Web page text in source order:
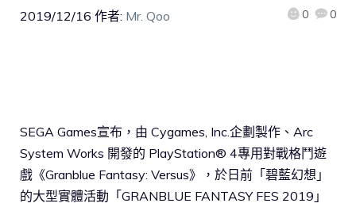
2019/12/16 作者: Mr. Qoo 0 0
SEGA Games宣布，由 Cygames, Inc.企劃製作、Arc
System Works 開發的 PlayStation® 4專用對戰格鬥遊
戲《Granblue Fantasy: Versus》，於日前「碧藍幻想」
的大型實體活動「GRANBLUE FANTASY FES 2019」